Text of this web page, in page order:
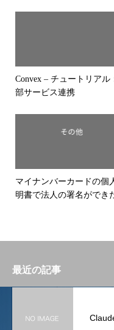
Convex – チュートリアル
部サービス連携
マイナンバーカードの個
明書で法人の署名ができ
最近の記事